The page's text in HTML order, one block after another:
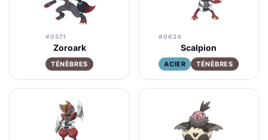
#0571
Zoroark
TÉNÈBRES
#0624
Scalpion
ACIER TÉNÈBRES